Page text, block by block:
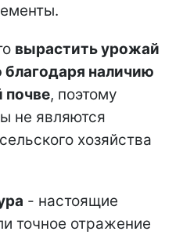
вырастить урожай
наличию
почве, поэтому
не являются
хозяйства
- настоящие
точное отражение